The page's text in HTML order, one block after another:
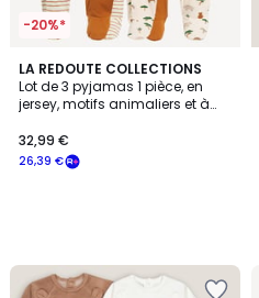
-20%*
LA REDOUTE COLLECTIONS
Lot de 3 pyjamas 1 pièce, en
jersey, motifs animaliers et à
26,39 €
32,99 €